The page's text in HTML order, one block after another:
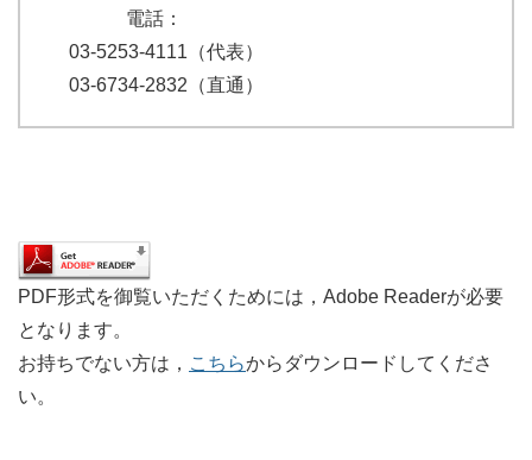
電話：
03-5253-4111（代表）
03-6734-2832（直通）
PDF形式を御覧いただくためには，Adobe Readerが必要
となります。
お持ちでない方は， こちらからダウンロードしてくださ
い。